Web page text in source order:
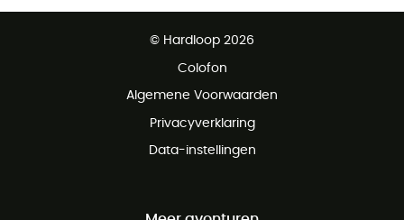
Gratis retourneren binnen 100 dagen
© Hardloop 2026
Colofon
Algemene Voorwaarden
Privacyverklaring
Data-instellingen